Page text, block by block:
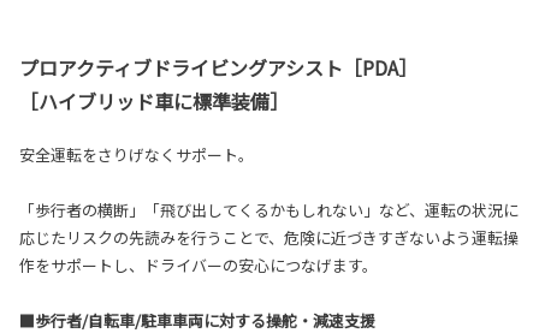
プロアクティブドライビングアシスト［PDA］
［ハイブリッド車に標準装備］
安全運転をさりげなくサポート。
「歩行者の横断」「飛び出してくるかもしれない」など、運転の状況に
応じたリスクの先読みを行うことで、危険に近づきすぎないよう運転操
作をサポートし、ドライバーの安心につなげます。
■歩行者/自転車/駐車車両に対する操舵・減速支援